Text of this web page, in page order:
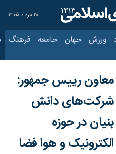
۲۰ مرداد ۱۴۰۵
ورزش جهان جامعه فرهنگ
معاون رییس جمهور:
شرکت‌های دانش بنیان
در حوزه الکترونیک و
هوا فضا رشد خوبی